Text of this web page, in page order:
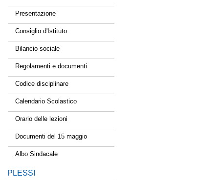
Presentazione
Consiglio d'Istituto
Bilancio sociale
Regolamenti e documenti
Codice disciplinare
Calendario Scolastico
Orario delle lezioni
Documenti del 15 maggio
Albo Sindacale
PLESSI